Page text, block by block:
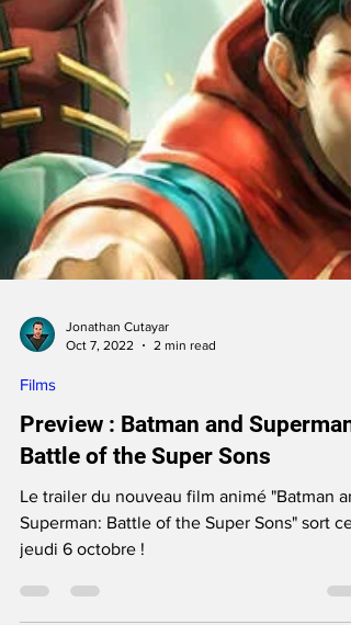
Films
Preview : Batman and Superman:
Battle of the Super Sons
Le trailer du nouveau film animé "Batman
Superman: Battle of the Super Sons" sort ce